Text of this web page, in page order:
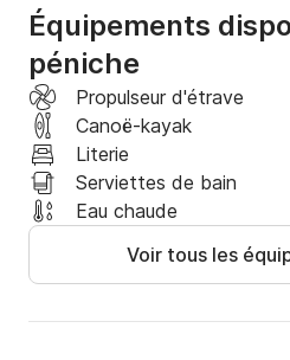
pittoresques de la région,
Müggelsee et les nombreux
Berlin. Profitez de la liberté
rythme le long des berges et
et les paysages fascinants.
Découvrez Berlin sous un
d'une péniche confortable,
commodités pour des
Équipements
péniche
Propulseur d'étrave
Canoë-kayak
Literie
Serviettes de bain
Eau chaude
Voir tous les